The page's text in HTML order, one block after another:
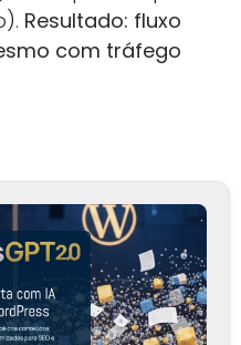
Resultado: fluxo
com tráfego